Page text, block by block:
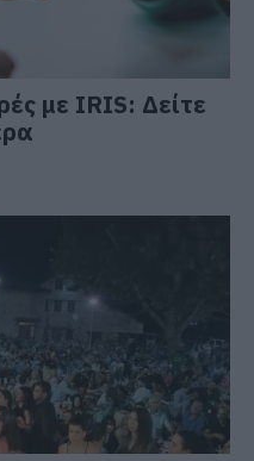
με IRIS: Δείτε